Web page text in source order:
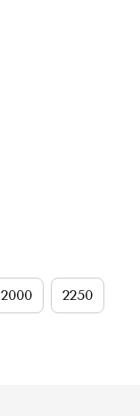
2000 2250